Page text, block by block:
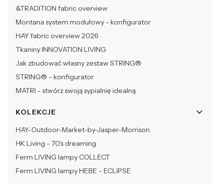
&TRADITION fabric overview
Montana system modułowy - konfigurator
HAY fabric overview 2026
Tkaniny INNOVATION LIVING
Jak zbudować własny zestaw STRING®
STRING® - konfigurator
MATRI - stwórz swoją sypialnię idealną
KOLEKCJE
HAY-Outdoor-Market-by-Jasper-Morrison
HK Living - 70's dreaming
Ferm LIVING lampy COLLECT
Ferm LIVING lampy HEBE - ECLIPSE